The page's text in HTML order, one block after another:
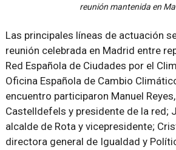
reunión mantenida en
Las principales líneas de actuación
reunión celebrada en Madrid entre
Red Española de Ciudades por el
Oficina Española de Cambio
encuentro participaron Manuel
Castelldefels y presidente de la red;
alcalde de Rota y vicepresidente;
directora general de Igualdad y